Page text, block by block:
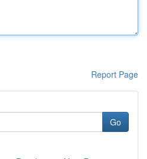
Report Page
Go